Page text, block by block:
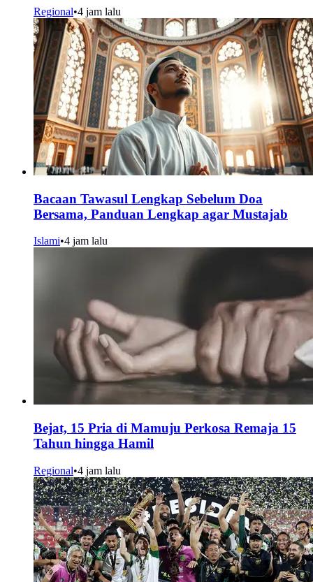
Regional•4 jam lalu
Bacaan Tawasul Lengkap Sebelum Doa
Bersama, Panduan Lengkap agar Mustajab
Islami•4 jam lalu
Bejat, 15 Pria di Mamuju Perkosa Remaja 15
Tahun hingga Hamil
Regional•4 jam lalu